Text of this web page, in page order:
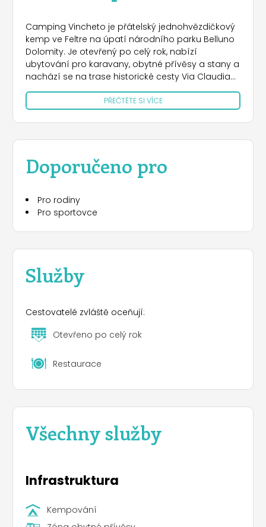
Camping Vincheto je přátelský jednohvězdičkový
kemp ve Feltre na úpatí národního parku Belluno
Dolomity. Je otevřený po celý rok, nabízí
ubytování pro karavany, obytné přívěsy a stany a
nachází se na trase historické cesty Via Claudia
Augusta Altinate. Díky své strategické poloze se
hosté snadno dostanou jak do vyhlášených
lyžařských středisek v oblasti, tak do půvabných
benátských přímořských letovisek.
Kemp nabízí bezplatnou kyvadlovou dopravu,
která spojuje areál pro obytné vozy s nádražím a
PŘEČTĚTE SI VÍCE
Doporučeno pro
Pro rodiny
Pro sportovce
Služby
Cestovatelé zvláště oceňují:
Otevřeno po celý rok
Restaurace
Všechny služby
Infrastruktura
Kempování